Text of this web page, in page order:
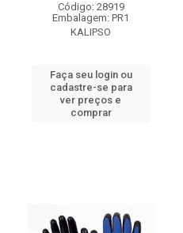
Código: 28919
Embalagem: PR1
KALIPSO
Faça seu login ou
cadastre-se para
ver preços e
comprar